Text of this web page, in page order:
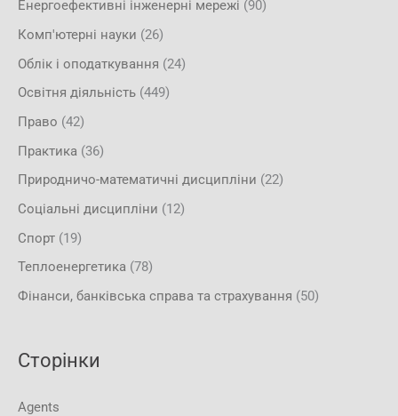
Енергоефективні інженерні мережі (90)
Комп'ютерні науки (26)
Облік і оподаткування (24)
Освітня діяльність (449)
Право (42)
Практика (36)
Природничо-математичні дисципліни (22)
Соціальні дисципліни (12)
Спорт (19)
Теплоенергетика (78)
Фінанси, банківська справа та страхування (50)
Сторінки
Agents